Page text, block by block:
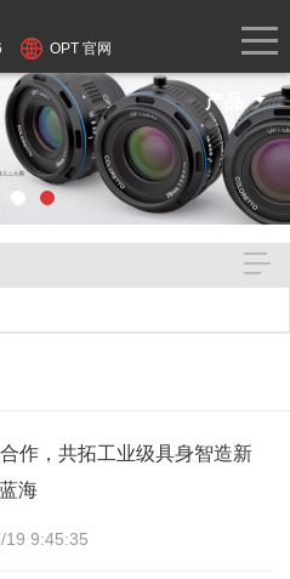
产品
OPT 官网
作，共拓工业级具身智造新
蓝海
19 9:45:35